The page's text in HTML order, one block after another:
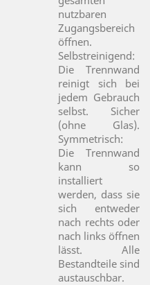
nutzbaren
Zugangsbereich
öffnen.
Selbstreinigend:
Die Trennwand
reinigt sich bei
jedem Gebrauch
selbst. Sicher
(ohne Glas).
Symmetrisch:
Die Trennwand
kann so
installiert
werden, dass sie
sich entweder
nach rechts oder
nach links öffnen
lässt. Alle
Bestandteile sind
austauschbar.